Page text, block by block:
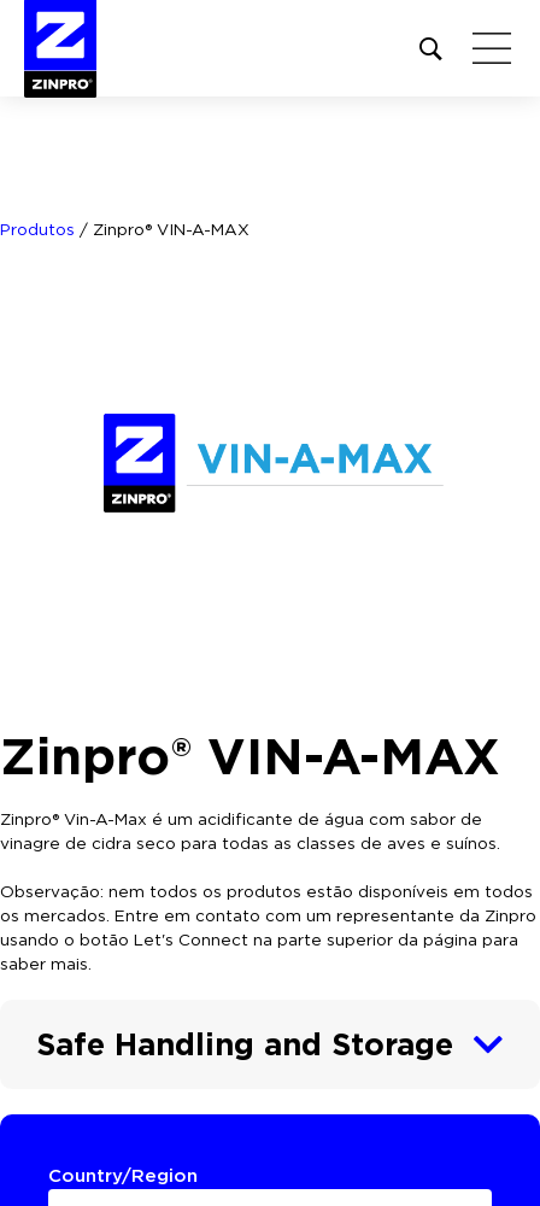
Open
site
Produtos / Zinpro® VIN-A-MAX
Zinpro® VIN-A-MAX
Zinpro® Vin-A-Max é um acidificante de água com sabor de
vinagre de cidra seco para todas as classes de aves e suínos.
Observação: nem todos os produtos estão disponíveis em todos
os mercados. Entre em contato com um representante da Zinpro
usando o botão Let's Connect na parte superior da página para
saber mais.
Safe Handling and Storage
Country/Region